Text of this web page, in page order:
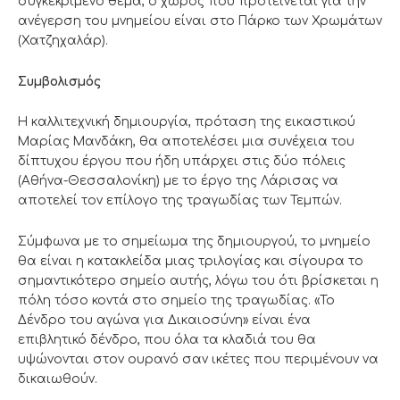
ανέγερση του μνημείου είναι στο Πάρκο των Χρωμάτων
(Χατζηχαλάρ).
Συμβολισμός
Η καλλιτεχνική δημιουργία, πρόταση της εικαστικού
Μαρίας Μανδάκη, θα αποτελέσει μια συνέχεια του
δίπτυχου έργου που ήδη υπάρχει στις δύο πόλεις
(Αθήνα-Θεσσαλονίκη) με το έργο της Λάρισας να
αποτελεί τον επίλογο της τραγωδίας των Τεμπών.
Σύμφωνα με το σημείωμα της δημιουργού, το μνημείο
θα είναι η κατακλείδα μιας τριλογίας και σίγουρα το
σημαντικότερο σημείο αυτής, λόγω του ότι βρίσκεται η
πόλη τόσο κοντά στο σημείο της τραγωδίας. «Το
Δένδρο του αγώνα για Δικαιοσύνη» είναι ένα
επιβλητικό δένδρο, που όλα τα κλαδιά του θα
υψώνονται στον ουρανό σαν ικέτες που περιμένουν να
δικαιωθούν.